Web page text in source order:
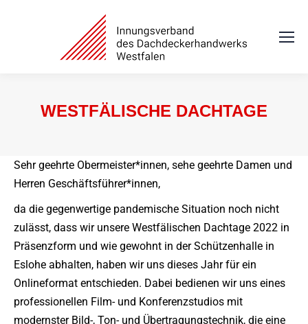
WESTFÄLISCHE DACHTAGE
Sehr geehrte Obermeister*innen, sehe geehrte Damen und
Herren Geschäftsführer*innen,
da die gegenwertige pandemische Situation noch nicht
zulässt, dass wir unsere Westfälischen Dachtage 2022 in
Präsenzform und wie gewohnt in der Schützenhalle in
Eslohe abhalten, haben wir uns dieses Jahr für ein
Onlineformat entschieden. Dabei bedienen wir uns eines
professionellen Film- und Konferenzstudios mit
modernster Bild-, Ton- und Übertragungstechnik, die eine